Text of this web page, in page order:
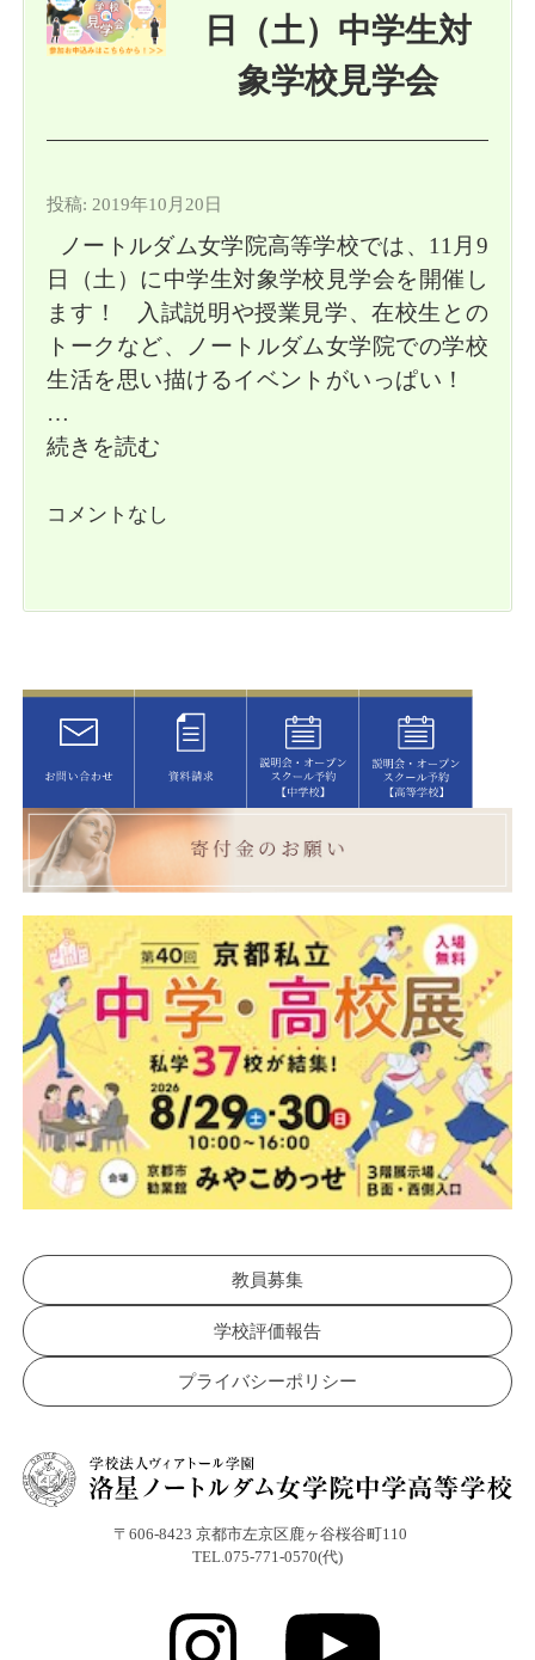
日（土）中学生対
象学校見学会
投稿: 2019年10月20日
ノートルダム女学院高等学校では、11月9
日（土）に中学生対象学校見学会を開催し
ます！ 入試説明や授業見学、在校生との
トークなど、ノートルダム女学院での学校
生活を思い描けるイベントがいっぱい！
…
続きを読む
コメントなし
教員募集
学校評価報告
プライバシーポリシー
〒606-8423 京都市左京区鹿ヶ谷桜谷町110
TEL.075-771-0570(代)